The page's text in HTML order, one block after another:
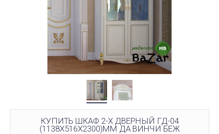
КУПИТЬ ШКАФ 2-Х ДВЕРНЫЙ ГД-04
(1138Х516Х2300)ММ ДА ВИНЧИ БЕЖ